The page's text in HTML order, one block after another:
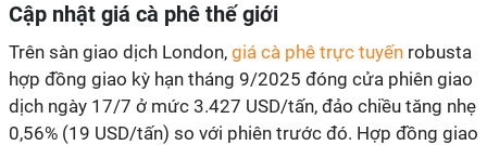
Cập nhật giá cà phê thế giới
Trên sàn giao dịch London, giá cà phê trực tuyến robusta
hợp đồng giao kỳ hạn tháng 9/2025 đóng cửa phiên giao
dịch ngày 17/7 ở mức 3.427 USD/tấn, đảo chiều tăng nhẹ
0,56% (19 USD/tấn) so với phiên trước đó. Hợp đồng giao